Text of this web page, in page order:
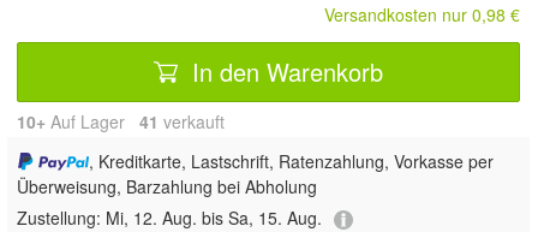
Versandkosten nur 0,98 €
In den Warenkorb
10+ Auf Lager 41 verkauft
, Kreditkarte, Lastschrift, Ratenzahlung, Vorkasse per
Überweisung, Barzahlung bei Abholung
Zustellung: Mi, 12. Aug. bis Sa, 15. Aug.